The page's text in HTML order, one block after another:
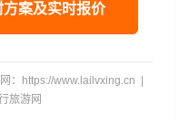
案及实时报价
：https://www.lailvxing.cn |
旅游网